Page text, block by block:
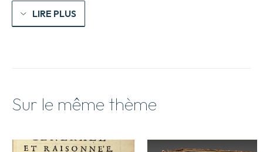
LIRE PLUS
Sur le même thème